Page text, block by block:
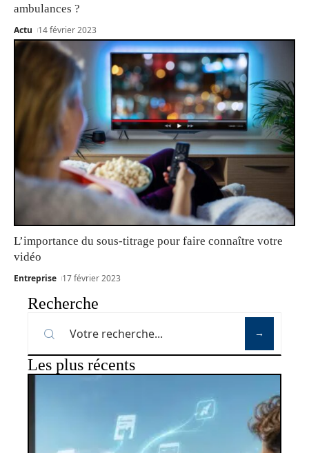
ambulances ?
Actu 14 février 2023
L’importance du sous-titrage pour faire connaître votre
vidéo
Entreprise 17 février 2023
Recherche
Les plus récents